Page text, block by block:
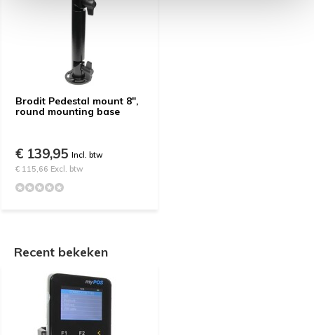
Brodit Pedestal mount 8",
round mounting base
€ 139,95 Incl. btw
€ 115,66 Excl. btw
Recent bekeken